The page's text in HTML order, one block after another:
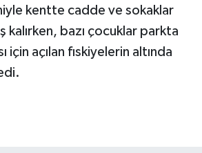
kentte cadde ve sokaklar
kalırken, bazı çocuklar parkta
için açılan fıskiyelerin altında